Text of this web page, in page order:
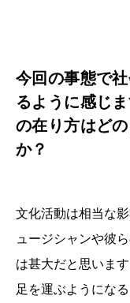
今回の事態で
るように感じ
の在り方はど
か？
文化活動は相当な
ュージシャンや彼
は甚大だと思いま
足を運ぶようにな